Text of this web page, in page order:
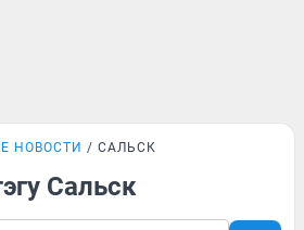
НОВОСТИ САЛЬСК
Сальск